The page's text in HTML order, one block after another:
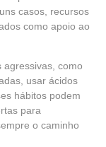
casos, recursos
como apoio ao
agressivas, como
usar ácidos
hábitos podem
para
o caminho